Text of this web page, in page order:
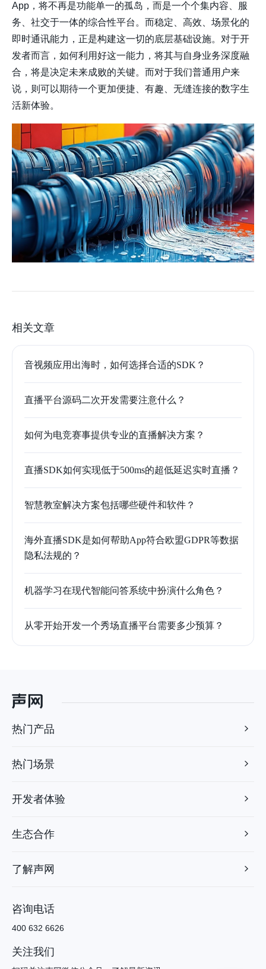
App，将不再是功能单一的孤岛，而是一个个集内容、服
务、社交于一体的综合性平台。而稳定、高效、场景化的
即时通讯能力，正是构建这一切的底层基础设施。对于开
发者而言，如何利用好这一能力，将其与自身业务深度融
合，将是决定未来成败的关键。而对于我们普通用户来
说，则可以期待一个更加便捷、有趣、无缝连接的数字生
活新体验。
相关文章
音视频应用出海时，如何选择合适的SDK？
直播平台源码二次开发需要注意什么？
如何为电竞赛事提供专业的直播解决方案？
直播SDK如何实现低于500ms的超低延迟实时直播？
智慧教室解决方案包括哪些硬件和软件？
海外直播SDK是如何帮助App符合欧盟GDPR等数据
隐私法规的？
机器学习在现代智能问答系统中扮演什么角色？
从零开始开发一个秀场直播平台需要多少预算？
热门产品
热门场景
开发者体验
生态合作
了解声网
咨询电话
400 632 6626
关注我们